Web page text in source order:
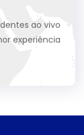
ao vivo
experiência